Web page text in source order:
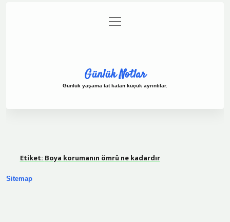
Gizlilik Politikası
menüyü
aç
Günlük Notlar
Günlük yaşama tat katan küçük ayrıntılar.
Etiket: Boya korumanın ömrü ne kadardır
Sitemap